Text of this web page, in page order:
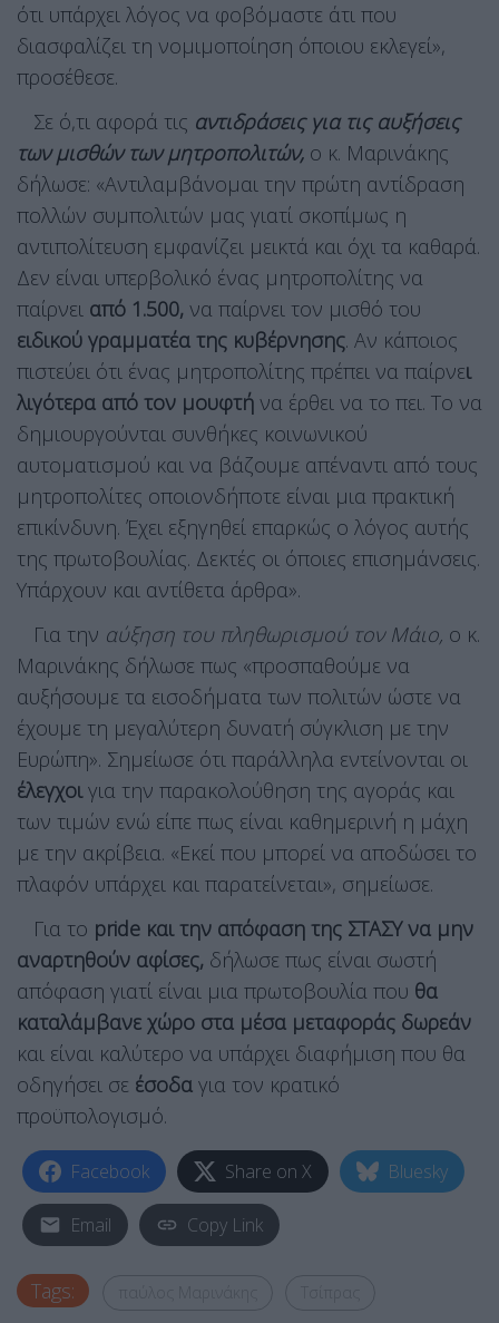
ότι υπάρχει λόγος να φοβόμαστε άτι που
διασφαλίζει τη νομιμοποίηση όποιου εκλεγεί»,
προσέθεσε.
Σε ό,τι αφορά τις αντιδράσεις για τις αυξήσεις
των μισθών των μητροπολιτών, ο κ. Μαρινάκης
δήλωσε: «Αντιλαμβάνομαι την πρώτη αντίδραση
πολλών συμπολιτών μας γιατί σκοπίμως η
αντιπολίτευση εμφανίζει μεικτά και όχι τα καθαρά.
Δεν είναι υπερβολικό ένας μητροπολίτης να
παίρνει από 1.500, να παίρνει τον μισθό του
ειδικού γραμματέα της κυβέρνησης. Αν κάποιος
πιστεύει ότι ένας μητροπολίτης πρέπει να παίρνει
λιγότερα από τον μουφτή να έρθει να το πει. Το να
δημιουργούνται συνθήκες κοινωνικού
αυτοματισμού και να βάζουμε απέναντι από τους
μητροπολίτες οποιονδήποτε είναι μια πρακτική
επικίνδυνη. Έχει εξηγηθεί επαρκώς ο λόγος αυτής
της πρωτοβουλίας. Δεκτές οι όποιες επισημάνσεις.
Υπάρχουν και αντίθετα άρθρα».
Για την αύξηση του πληθωρισμού τον Μάιο, ο κ.
Μαρινάκης δήλωσε πως «προσπαθούμε να
αυξήσουμε τα εισοδήματα των πολιτών ώστε να
έχουμε τη μεγαλύτερη δυνατή σύγκλιση με την
Ευρώπη». Σημείωσε ότι παράλληλα εντείνονται οι
έλεγχοιγια την παρακολούθηση της αγοράς και
των τιμών ενώ είπε πως είναι καθημερινή η μάχη
με την ακρίβεια. «Εκεί που μπορεί να αποδώσει το
πλαφόν υπάρχει και παρατείνεται», σημείωσε.
Για το pride και την απόφαση της ΣΤΑΣΥ να μην
αναρτηθούν αφίσες, δήλωσε πως είναι σωστή
απόφαση γιατί είναι μια πρωτοβουλία που θα
καταλάμβανε χώρο στα μέσα μεταφοράς δωρεάν
και είναι καλύτερο να υπάρχει διαφήμιση που θα
οδηγήσει σε έσοδα για τον κρατικό
προϋπολογισμό.
Facebook Share on X Bluesky
Email Copy Link
Tags: